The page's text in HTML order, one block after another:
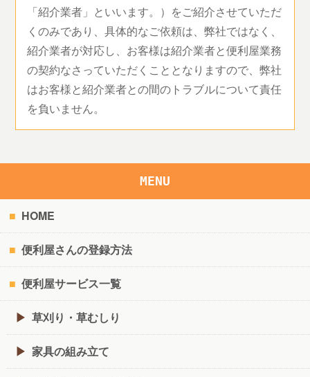
「紹介業者」といいます。）をご紹介させていただ
くのみであり、具体的なご依頼は、弊社ではなく、
紹介業者が対応し、お客様は紹介業者と便利屋業務
の契約なさっていただくこととなりますので、弊社
はお客様と紹介業者との間のトラブルについて責任
を負いません。
MENU
HOME
便利屋さんの登録方法
便利屋サービス一覧
草刈り・草むしり
家具の組み立て